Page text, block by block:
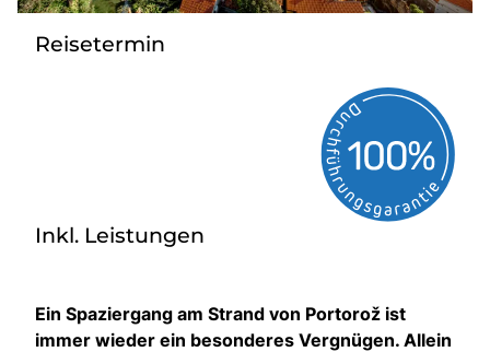
Reisetermin
Inkl. Leistungen
Ein Spaziergang am Strand von Portorož ist
immer wieder ein besonderes Vergnügen. Allein